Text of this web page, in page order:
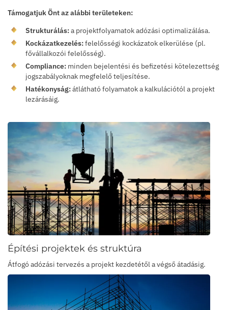
Támogatjuk Önt az alábbi területeken:
Strukturálás:a projektfolyamatok adózási optimalizálása.
Kockázatkezelés:felelősségi kockázatok elkerülése (pl.
fővállalkozói felelősség).
Compliance: minden bejelentési és befizetési kötelezettség
jogszabályoknak megfelelő teljesítése.
Hatékonyság:átlátható folyamatok a kalkulációtól a projekt
lezárásáig.
Építési projektek és struktúra
Átfogó adózási tervezés a projekt kezdetétől a végső átadásig.